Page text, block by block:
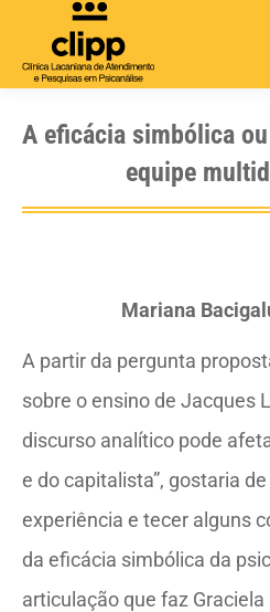
A eficácia simbólica
equipe
Mariana
A partir da pergunta
sobre o ensino de Jacques
discurso analítico pode
e do capitalista”, gostaria
experiência e tecer alguns
da eficácia simbólica da
articulação que faz